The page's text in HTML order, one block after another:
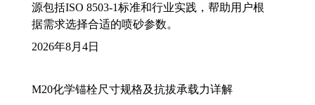
源包括ISO 8503-1标准和行业实践，帮助用户根
据需求选择合适的喷砂参数。
2026年8月4日
M20化学锚栓尺寸规格及抗拔承载力详解